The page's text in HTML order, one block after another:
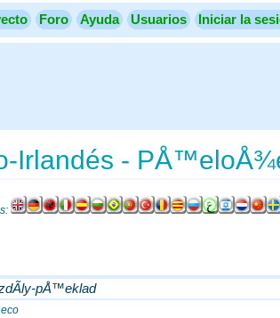
Foro Ayuda Usuarios Iniciar la
Irlandés -
pÅ™eklad